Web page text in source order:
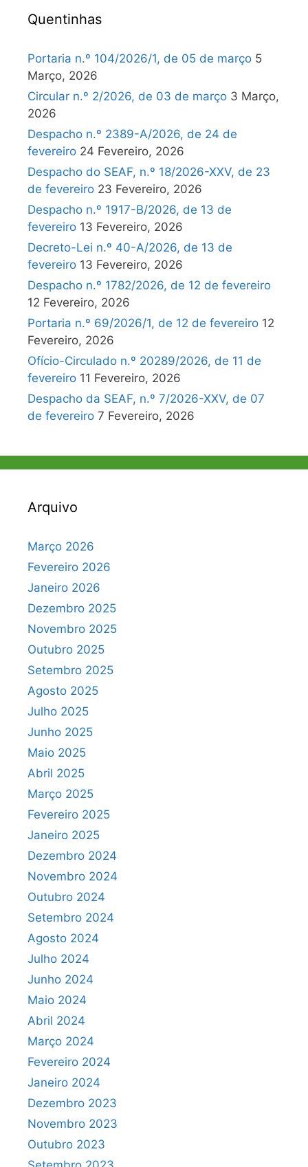
Quentinhas
Portaria n.º 104/2026/1, de 05 de março 5
Março, 2026
Circular n.º 2/2026, de 03 de março 3 Março,
2026
Despacho n.º 2389-A/2026, de 24 de
fevereiro 24 Fevereiro, 2026
Despacho do SEAF, n.º 18/2026-XXV, de 23
de fevereiro 23 Fevereiro, 2026
Despacho n.º 1917-B/2026, de 13 de
fevereiro 13 Fevereiro, 2026
Decreto-Lei n.º 40-A/2026, de 13 de
fevereiro 13 Fevereiro, 2026
Despacho n.º 1782/2026, de 12 de fevereiro
12 Fevereiro, 2026
Portaria n.º 69/2026/1, de 12 de fevereiro 12
Fevereiro, 2026
Ofício-Circulado n.º 20289/2026, de 11 de
fevereiro 11 Fevereiro, 2026
Despacho da SEAF, n.º 7/2026-XXV, de 07
de fevereiro 7 Fevereiro, 2026
Arquivo
Março 2026
Fevereiro 2026
Janeiro 2026
Dezembro 2025
Novembro 2025
Outubro 2025
Setembro 2025
Agosto 2025
Julho 2025
Junho 2025
Maio 2025
Abril 2025
Março 2025
Fevereiro 2025
Janeiro 2025
Dezembro 2024
Novembro 2024
Outubro 2024
Setembro 2024
Agosto 2024
Julho 2024
Junho 2024
Maio 2024
Abril 2024
Março 2024
Fevereiro 2024
Janeiro 2024
Dezembro 2023
Novembro 2023
Outubro 2023